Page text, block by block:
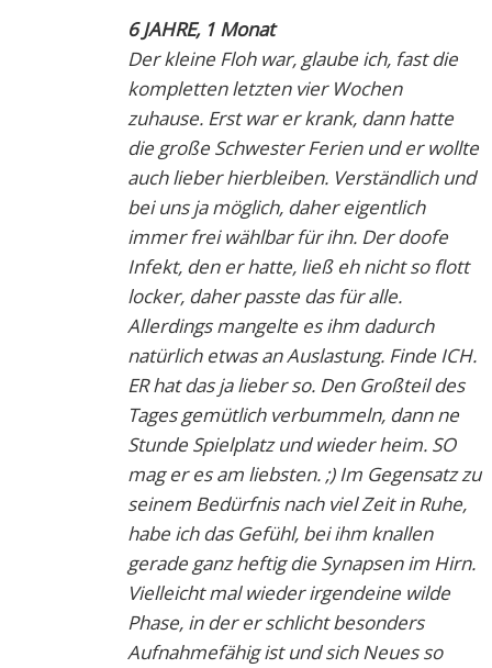
6 JAHRE, 1 Monat
Der kleine Floh war, glaube ich, fast die
kompletten letzten vier Wochen
zuhause. Erst war er krank, dann hatte
die große Schwester Ferien und er wollte
auch lieber hierbleiben. Verständlich und
bei uns ja möglich, daher eigentlich
immer frei wählbar für ihn. Der doofe
Infekt, den er hatte, ließ eh nicht so flott
locker, daher passte das für alle.
Allerdings mangelte es ihm dadurch
natürlich etwas an Auslastung. Finde ICH.
ER hat das ja lieber so. Den Großteil des
Tages gemütlich verbummeln, dann ne
Stunde Spielplatz und wieder heim. SO
mag er es am liebsten. ;) Im Gegensatz zu
seinem Bedürfnis nach viel Zeit in Ruhe,
habe ich das Gefühl, bei ihm knallen
gerade ganz heftig die Synapsen im Hirn.
Vielleicht mal wieder irgendeine wilde
Phase, in der er schlicht besonders
Aufnahmefähig ist und sich Neues so